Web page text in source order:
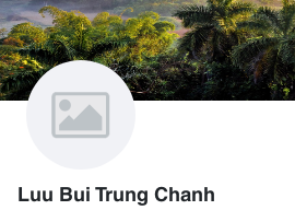
Luu Bui Trung Chanh